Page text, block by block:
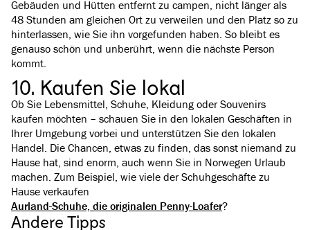
Gebäuden und Hütten entfernt zu campen, nicht länger als
48 Stunden am gleichen Ort zu verweilen und den Platz so zu
hinterlassen, wie Sie ihn vorgefunden haben. So bleibt es
genauso schön und unberührt, wenn die nächste Person
kommt.
10. Kaufen Sie lokal
Ob Sie Lebensmittel, Schuhe, Kleidung oder Souvenirs
kaufen möchten – schauen Sie in den lokalen Geschäften in
Ihrer Umgebung vorbei und unterstützen Sie den lokalen
Handel. Die Chancen, etwas zu finden, das sonst niemand zu
Hause hat, sind enorm, auch wenn Sie in Norwegen Urlaub
machen. Zum Beispiel, wie viele der Schuhgeschäfte zu
Hause verkaufen
Aurland-Schuhe, die originalen Penny-Loafer?
Andere Tipps
Weiterlesen: Umweltfreundliches Reisen nach Flåm
Es ist einfach, umweltfreundliche Verkehrsmittel zu nutzen, um